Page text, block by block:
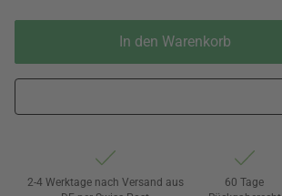
In den Warenkorb
2-4 Werktage nach Versand aus
60 Tage